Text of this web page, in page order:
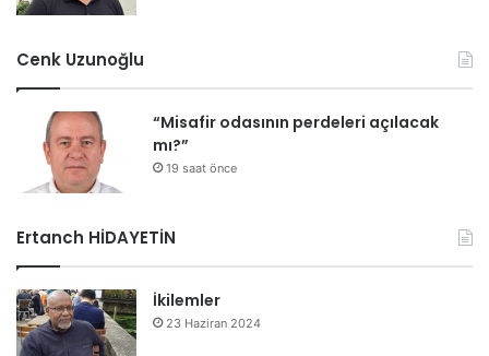
Cenk Uzunoğlu
“Misafir odasının perdeleri açılacak
mı?”
19 saat önce
Ertanch HİDAYETİN
İkilemler
23 Haziran 2024